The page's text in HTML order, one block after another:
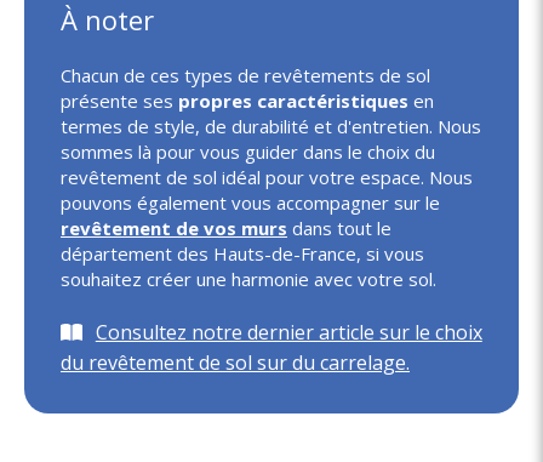
À noter
Chacun de ces types de revêtements de sol
présente ses propres caractéristiques en
termes de style, de durabilité et d'entretien. Nous
sommes là pour vous guider dans le choix du
revêtement de sol idéal pour votre espace. Nous
pouvons également vous accompagner sur le
revêtement de vos murs dans tout le
département des Hauts-de-France, si vous
souhaitez créer une harmonie avec votre sol.
Consultez notre dernier article sur le choix
du revêtement de sol sur du carrelage.